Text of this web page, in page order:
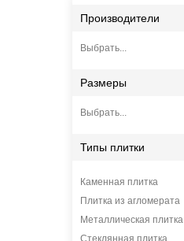
Производители
Выбрать...
Размеры
Выбрать...
Типы плитки
Каменная плитка
Плитка из агломерата
Металлическая плитка
Стеклянная плитка